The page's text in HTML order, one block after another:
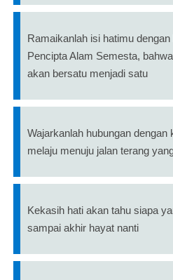
Ramaikanlah isi hatimu
Pencipta Alam Semesta,
akan bersatu menjadi satu
Wajarkanlah hubungan dengan
melaju menuju jalan terang
Kekasih hati akan tahu siapa
sampai akhir hayat nanti